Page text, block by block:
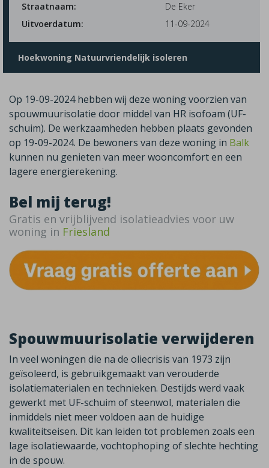
Straatnaam:
De Eker
Uitvoerdatum:
11-09-2024
Hoekwoning Natuurvriendelijk isoleren
Op 19-09-2024 hebben wij deze woning voorzien van
spouwmuurisolatie door middel van HR isofoam (UF-
schuim). De werkzaamheden hebben plaats gevonden
op 19-09-2024. De bewoners van deze woning in Balk
kunnen nu genieten van meer wooncomfort en een
lagere energierekening.
Bel mij terug!
Gratis en vrijblijvend isolatieadvies voor uw
woning in Friesland
Spouwmuurisolatie verwijderen
In veel woningen die na de oliecrisis van 1973 zijn
geïsoleerd, is gebruikgemaakt van verouderde
isolatiematerialen en technieken. Destijds werd vaak
gewerkt met UF-schuim of steenwol, materialen die
inmiddels niet meer voldoen aan de huidige
kwaliteitseisen. Dit kan leiden tot problemen zoals een
lage isolatiewaarde, vochtophoping of slechte hechting
in de spouw.